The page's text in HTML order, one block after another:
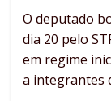
O deputado
dia 20 pelo
em regime
a integrantes